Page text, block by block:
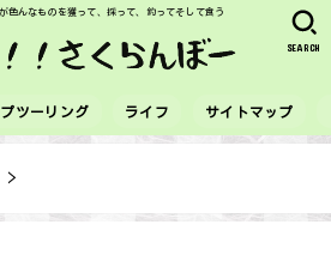
色んなものを獲って、採って、釣ってそして食う
ツーリング ライフ サイトマップ
SEARCH